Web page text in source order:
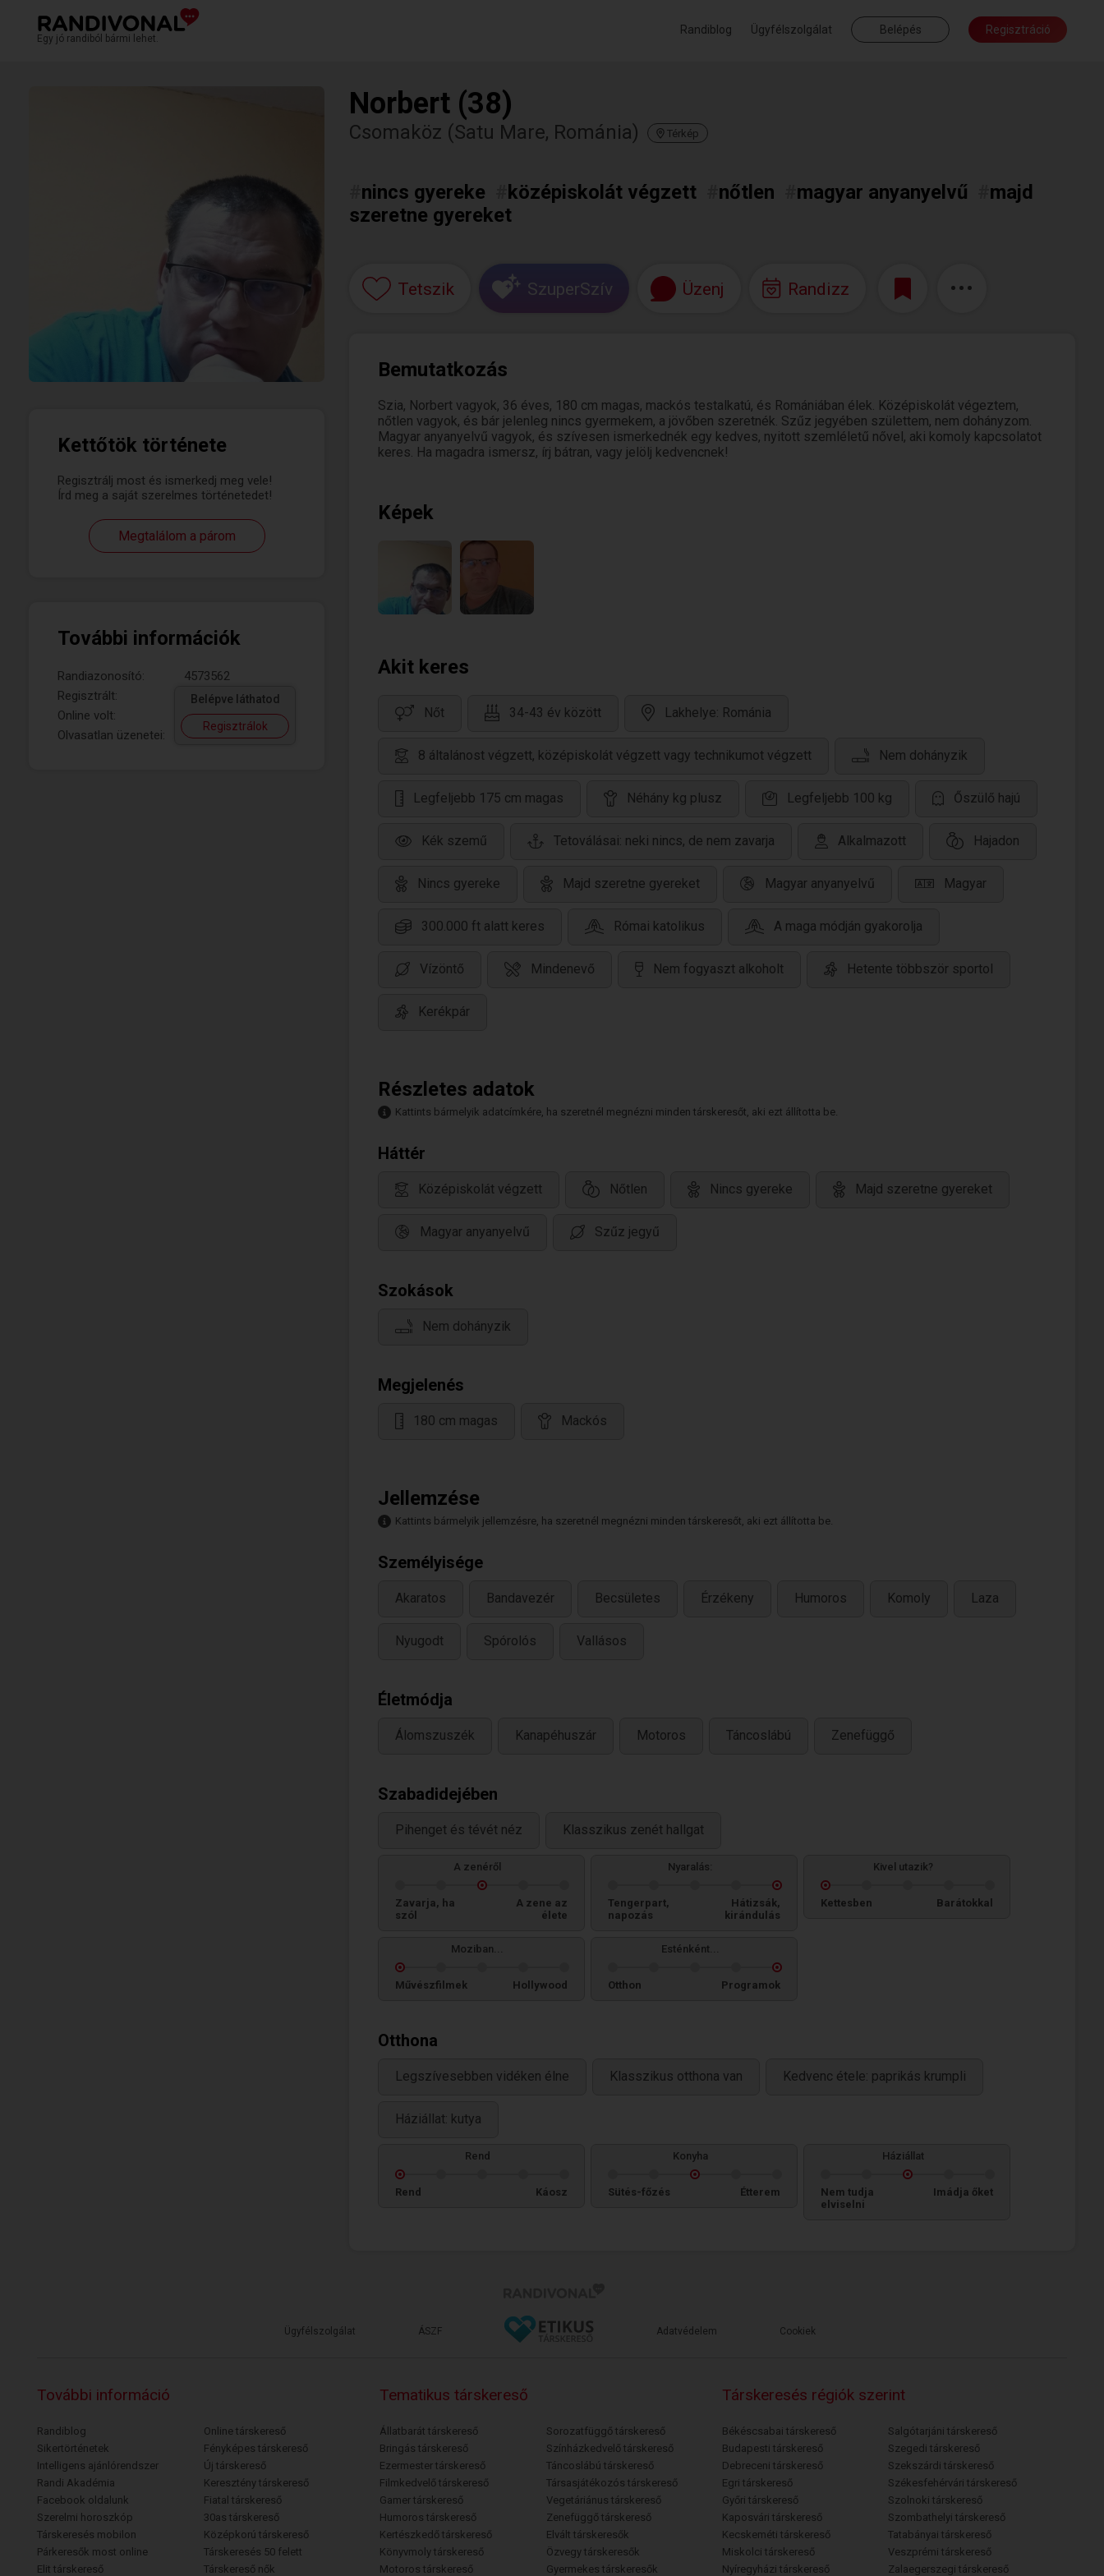
Egy jó randiból bármi lehet.
Randiblog Ügyfélszolgálat Belépés Regisztráció
Kettőtök története
Regisztrálj most és ismerkedj meg vele!
Írd meg a saját szerelmes történetedet!
Megtalálom a párom
További információk
Randiazonosító:
4573562
Regisztrált:
Online volt:
Olvasatlan üzenetei:
Belépve láthatod
Regisztrálok
Norbert (38)
Csomaköz (Satu Mare, Románia) Térkép
nincs gyereke középiskolát végzett nőtlen magyar anyanyelvű
majd
szeretne gyereket
Tetszik SzuperSzív Üzenj Randizz
Bemutatkozás
Szia, Norbert vagyok, 36 éves, 180 cm magas, mackós testalkatú, és Romániában élek. Középiskolát végeztem,
nőtlen vagyok, és bár jelenleg nincs gyermekem, a jövőben szeretnék. Szűz jegyében születtem, nem dohányzom.
Magyar anyanyelvű vagyok, és szívesen ismerkednék egy kedves, nyitott szemléletű nővel, aki komoly kapcsolatot
keres. Ha magadra ismersz, írj bátran, vagy jelölj kedvencnek!
Képek
Akit keres
Nőt 34-43 év között Lakhelye: Románia
8 általánost végzett, középiskolát végzett vagy technikumot végzett Nem dohányzik
Legfeljebb 175 cm magas Néhány kg plusz Legfeljebb 100 kg Őszülő hajú
Kék szemű Tetoválásai: neki nincs, de nem zavarja Alkalmazott Hajadon
Nincs gyereke Majd szeretne gyereket Magyar anyanyelvű Magyar
300.000 ft alatt keres Római katolikus A maga módján gyakorolja
Vízöntő Mindenevő Nem fogyaszt alkoholt Hetente többször sportol
Kerékpár
Részletes adatok
Kattints bármelyik adatcímkére, ha szeretnél megnézni minden társkeresőt, aki ezt állította be.
Háttér
Középiskolát végzett Nőtlen Nincs gyereke Majd szeretne gyereket
Magyar anyanyelvű Szűz jegyű
Szokások
Nem dohányzik
Megjelenés
180 cm magas Mackós
Jellemzése
Kattints bármelyik jellemzésre, ha szeretnél megnézni minden társkeresőt, aki ezt állította be.
Személyisége
Akaratos Bandavezér Becsületes Érzékeny Humoros Komoly Laza
Nyugodt Spórolós Vallásos
Életmódja
Álomszuszék Kanapéhuszár Motoros Táncoslábú Zenefüggő
Szabadidejében
Pihenget és tévét néz Klasszikus zenét hallgat
A zenéről
Zavarja, ha
szól
A zene az
élete
Nyaralás:
Tengerpart,
napozás
Hátizsák,
kirándulás
Kivel utazik?
Kettesben Barátokkal
Moziban...
Művészfilmek Hollywood
Esténként...
Otthon Programok
Otthona
Legszívesebben vidéken élne Klasszikus otthona van Kedvenc étele: paprikás krumpli
Háziállat: kutya
Rend
Rend Káosz
Konyha
Sütés-főzés Étterem
Háziállat
Nem tudja
elviselni
Imádja őket
Ügyfélszolgálat ÁSZF Adatvédelem Cookiek
További információ
Randiblog
Sikertörténetek
Intelligens ajánlórendszer
Randi Akadémia
Facebook oldalunk
Szerelmi horoszkóp
Társkeresés mobilon
Párkeresők most online
Elit társkereső
Online társkereső
Fényképes társkereső
Új társkereső
Keresztény társkereső
Fiatal társkereső
30as társkereső
Középkorú társkereső
Társkeresés 50 felett
Társkereső nők
Tematikus társkereső
Állatbarát társkereső
Bringás társkereső
Ezermester társkereső
Filmkedvelő társkereső
Gamer társkereső
Humoros társkereső
Kertészkedő társkereső
Könyvmoly társkereső
Motoros társkereső
Sorozatfüggő társkereső
Színházkedvelő társkereső
Táncoslábú társkereső
Társasjátékozós társkereső
Vegetáriánus társkereső
Zenefüggő társkereső
Elvált társkeresők
Özvegy társkeresők
Gyermekes társkeresők
Társkeresés régiók szerint
Békéscsabai társkereső
Budapesti társkereső
Debreceni társkereső
Egri társkereső
Győri társkereső
Kaposvári társkereső
Kecskeméti társkereső
Miskolci társkereső
Nyíregyházi társkereső
Salgótarjáni társkereső
Szegedi társkereső
Szekszárdi társkereső
Székesfehérvári társkereső
Szolnoki társkereső
Szombathelyi társkereső
Tatabányai társkereső
Veszprémi társkereső
Zalaegerszegi társkereső